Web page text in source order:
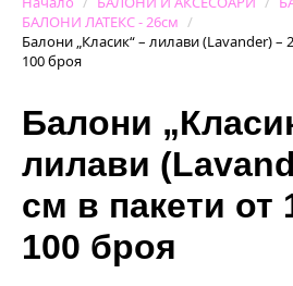
БАЛОНИ ЛАТЕКС - 26см
Балони „Класик“ – лилави (Lavander) –
100 броя
Балони
лилави
см в пакети от
100 броя